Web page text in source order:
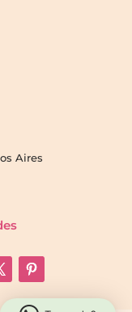
Aires